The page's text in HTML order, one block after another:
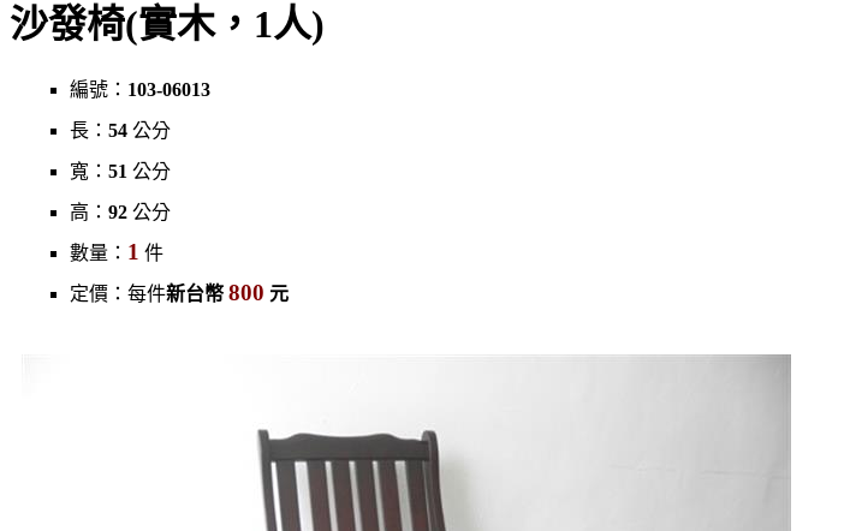
沙發椅(實木，1人)
編號： 103-06013
長： 54 公分
寬： 51 公分
高： 92 公分
數量： 1 件
定價：每件新台幣 800 元